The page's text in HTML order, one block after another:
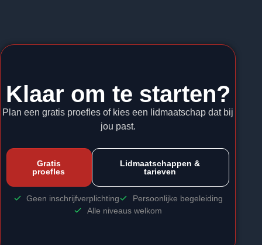
Klaar om te starten?
Plan een gratis proefles of kies een lidmaatschap dat bij
jou past.
Gratis
proefles
Lidmaatschappen &
tarieven
Geen inschrijfverplichting
Persoonlijke begeleiding
Alle niveaus welkom